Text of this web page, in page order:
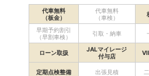
代車無料
（板金）
代車無料
（車検）
早期予約割引
（早割車検）
引取・納車
ローン取扱
JALマイレージ
付与店
定期点検整備 出張見積